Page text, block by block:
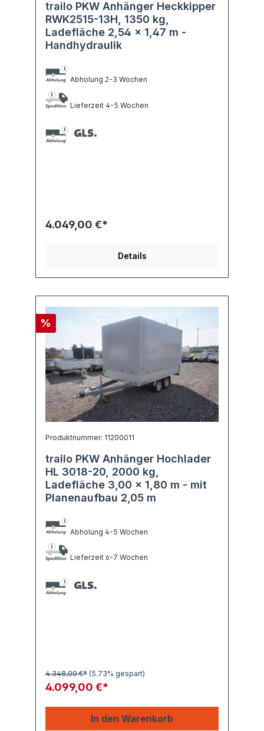
trailo PKW Anhänger Heckkipper
RWK2515-13H, 1350 kg,
Ladefläche 2,54 x 1,47 m -
Handhydraulik
Abholung 2-3 Wochen
Lieferzeit 4-5 Wochen
4.049,00 €*
Details
%
Produktnummer: 11200011
trailo PKW Anhänger Hochlader
HL 3018-20, 2000 kg,
Ladefläche 3,00 x 1,80 m - mit
Planenaufbau 2,05 m
Abholung 4-5 Wochen
Lieferzeit 6-7 Wochen
4.099,00 €*
4.348,00 €* (5.73% gespart)
In den Warenkorb